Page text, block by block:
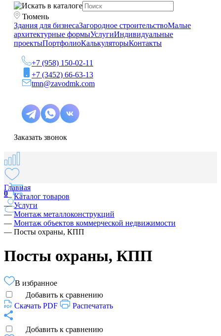
Тюмень
Здания для бизнесаЗагородное строительствоМалые
архитектурные формыУслугиИндивидуальные
проектыПортфолиоКалькуляторыКонтакты
+7 (958) 150-02-11
+7 (3452) 66-63-13
tmn@zavodmk.com
Заказать звонок
0
Главная
—Каталог товаров
—Услуги
—Монтаж металлоконструкций
— Монтаж объектов коммерческой недвижимости
— Посты охраны, КПП
Посты охраны, КПП
В избранное
Добавить к сравнению
Скачать PDF
Распечатать
Добавить к сравнению